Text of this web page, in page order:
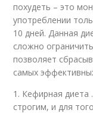
похудеть – это
употреблении
10 дней. Данная
сложно
позволяет
самых
1. Кефирная диета
строгим, и для